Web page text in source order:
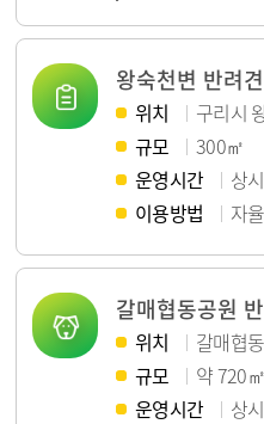
왕숙천변 반려
위치
구리시
규모
300㎡
운영시간
상
이용방법
자
갈매협동공원
위치
갈매협
규모
약 720㎡
운영시간
상